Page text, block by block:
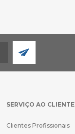
SERVIÇO AO CLIENTE
Clientes Profissionais